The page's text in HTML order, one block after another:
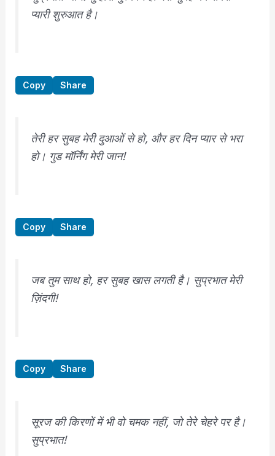
प्यारी शुरुआत है।
Copy Share
तेरी हर सुबह मेरी दुआओं से हो, और हर दिन प्यार से भरा
हो। गुड मॉर्निंग मेरी जान!
Copy Share
जब तुम साथ हो, हर सुबह खास लगती है। सुप्रभात मेरी
ज़िंदगी!
Copy Share
सूरज की किरणों में भी वो चमक नहीं, जो तेरे चेहरे पर है।
सुप्रभात!